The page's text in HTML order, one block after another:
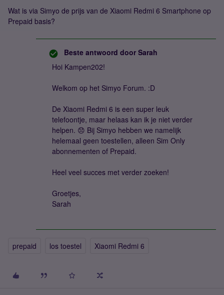
Wat is via Simyo de prijs van de Xiaomi Redmi 6 Smartphone op
Prepaid basis?
Beste antwoord door Sarah
Hoi Kampen202!
Welkom op het Simyo Forum. :D
De Xiaomi Redmi 6 is een super leuk
telefoontje, maar helaas kan ik je niet verder
helpen. 😞 Bij Simyo hebben we namelijk
helemaal geen toestellen, alleen Sim Only
abonnementen of Prepaid.
Heel veel succes met verder zoeken!
Groetjes,
Sarah
prepaid los toestel Xiaomi Redmi 6